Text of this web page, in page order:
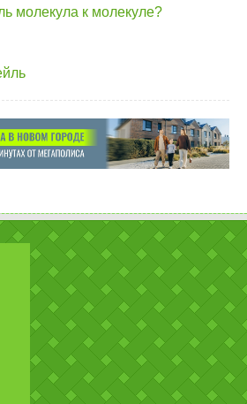
молекула к молекуле?